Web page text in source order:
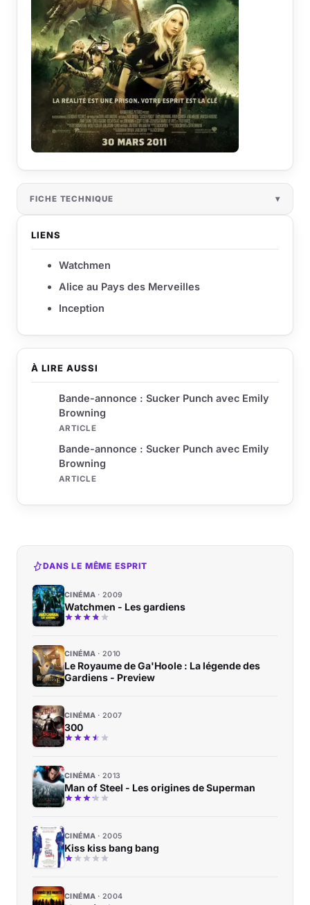
À LIRE AUSSI
Bande-annonce : Sucker Punch avec Emily
Browning
ARTICLE
Bande-annonce : Sucker Punch avec Emily
Browning
ARTICLE
FICHE TECHNIQUE
LIENS
Watchmen
Alice au Pays des Merveilles
Inception
DANS LE MÊME ESPRIT
CINÉMA 2009
Watchmen - Les gardiens
CINÉMA 2010
Le Royaume de Ga'Hoole : La légende des
Gardiens - Preview
CINÉMA 2007
300
CINÉMA 2013
Man of Steel - Les origines de Superman
CINÉMA 2005
Kiss kiss bang bang
CINÉMA 2004